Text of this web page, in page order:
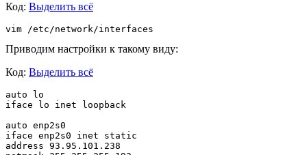
Код: Выделить всё
vim /etc/network/interfaces
Приводим настройки к такому виду:
Код: Выделить всё
auto lo
iface lo inet loopback
auto enp2s0
iface enp2s0 inet static
address 93.95.101.238